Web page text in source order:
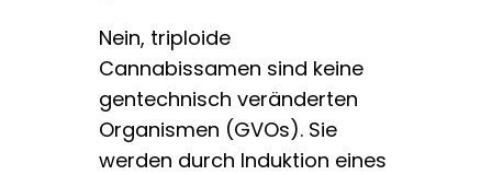
Nein, triploide
Cannabissamen sind keine
gentechnisch veränderten
Organismen (GVOs). Sie
werden durch Induktion eines